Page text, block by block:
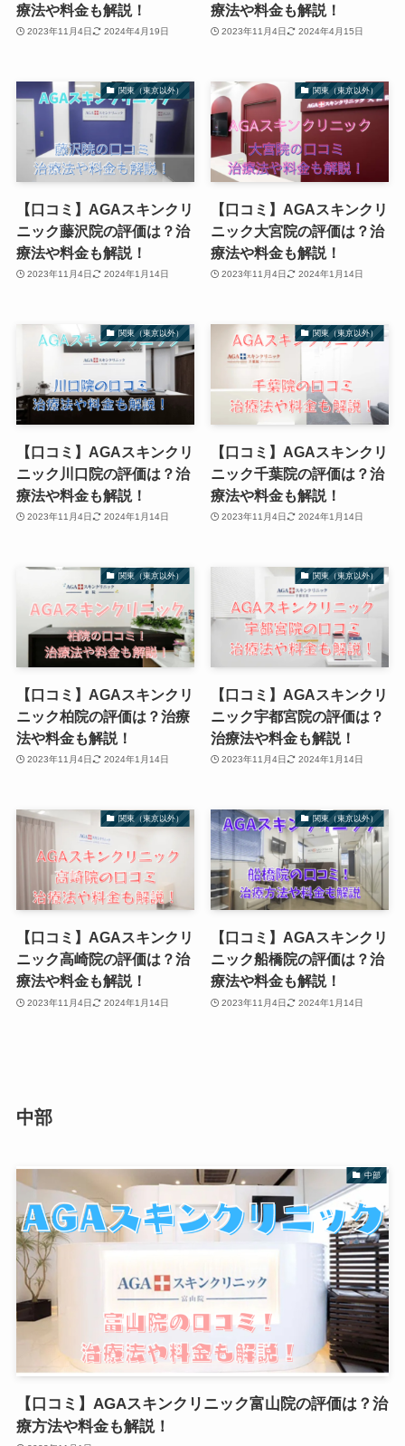
療法や料金も解説！
2023年11月4日 2024年4月19日
療法や料金も解説！
2023年11月4日 2024年4月15日
関東（東京以外）
【口コミ】AGAスキンクリ
ニック藤沢院の評価は？治
療法や料金も解説！
2023年11月4日 2024年1月14日
関東（東京以外）
【口コミ】AGAスキンクリ
ニック大宮院の評価は？治
療法や料金も解説！
2023年11月4日 2024年1月14日
関東（東京以外）
【口コミ】AGAスキンクリ
ニック川口院の評価は？治
療法や料金も解説！
2023年11月4日 2024年1月14日
関東（東京以外）
【口コミ】AGAスキンクリ
ニック千葉院の評価は？治
療法や料金も解説！
2023年11月4日 2024年1月14日
関東（東京以外）
【口コミ】AGAスキンクリ
ニック柏院の評価は？治療
法や料金も解説！
2023年11月4日 2024年1月14日
関東（東京以外）
【口コミ】AGAスキンクリ
ニック宇都宮院の評価は？
治療法や料金も解説！
2023年11月4日 2024年1月14日
関東（東京以外）
【口コミ】AGAスキンクリ
ニック高崎院の評価は？治
療法や料金も解説！
2023年11月4日 2024年1月14日
関東（東京以外）
【口コミ】AGAスキンクリ
ニック船橋院の評価は？治
療法や料金も解説！
2023年11月4日 2024年1月14日
中部
中部
【口コミ】AGAスキンクリニック富山院の評価は？治
療方法や料金も解説！